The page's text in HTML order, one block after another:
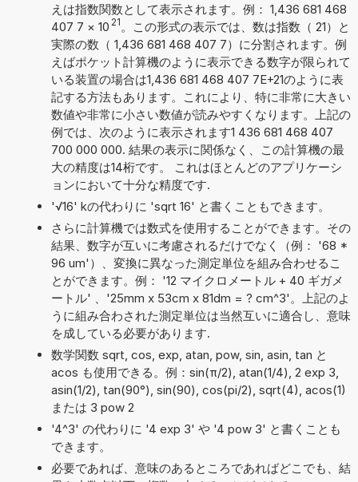
えは指数関数として表示されます。例： 1,436 681 468
407 7 × 10 21 。この形式の表示では、数は指数（ 21）と
実際の数（ 1,436 681 468 407 7）に分割されます。例
えばポケット計算機のように表示できる数字が限られて
いる装置の場合は1,436 681 468 407 7E+21のように表
記する方法もあります。これにより、特に非常に大きい
数値や非常に小さい数値が読みやすくなります。上記の
例では、次のように表示されます1 436 681 468 407
700 000 000. 結果の表示に関係なく、この計算機の最
大の精度は14桁です。 これはほとんどのアプリケーシ
ョンにおいて十分な精度です.
'√16' kの代わりに 'sqrt 16' と書くこともできます。
さらに計算機では数式を使用することができます。その
結果、数字が互いに考慮されるだけでなく（例： '68 *
96 um'）、変換に異なった測定単位を組み合わせるこ
とができます。例： '12 マイクロメートル + 40 ギガメ
ートル' 、'25mm x 53cm x 81dm = ? cm^3'。上記のよ
うに組み合わされた測定単位は当然互いに適合し、意味
を成している必要があります.
数学関数 sqrt, cos, exp, atan, pow, sin, asin, tan と
acos も使用できる。例：sin(π/2), atan(1/4), 2 exp 3,
asin(1/2), tan(90°), sin(90), cos(pi/2), sqrt(4), acos(1)
または 3 pow 2
'4^3' の代わりに '4 exp 3' や '4 pow 3' と書くことも
できます。
必要であれば、意味のあるところであればどこでも、結